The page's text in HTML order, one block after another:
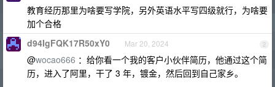
教育经历那里为啥要写学院，另外英语水平写四级就行，为啥要
加个合格
2
d94IgFQK17R50xY0 Mar 20, 2024
@wocao666 ：给你看一个我的客户小伙伴简历，他通过这个简
历，进入了阿里，干了 3 年，镀金，然后回到自己家乡。